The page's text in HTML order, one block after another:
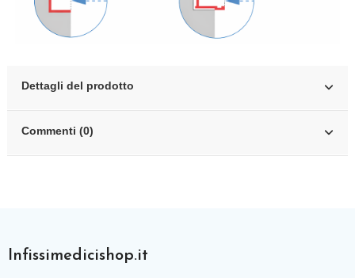
Dettagli del prodotto
Commenti (0)
Infissimedicishop.it